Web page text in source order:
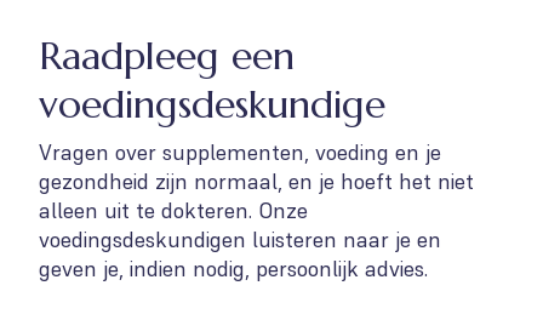
Raadpleeg een
voedingsdeskundige
Vragen over supplementen, voeding en je
gezondheid zijn normaal, en je hoeft het niet
alleen uit te dokteren. Onze
voedingsdeskundigen luisteren naar je en
geven je, indien nodig, persoonlijk advies.